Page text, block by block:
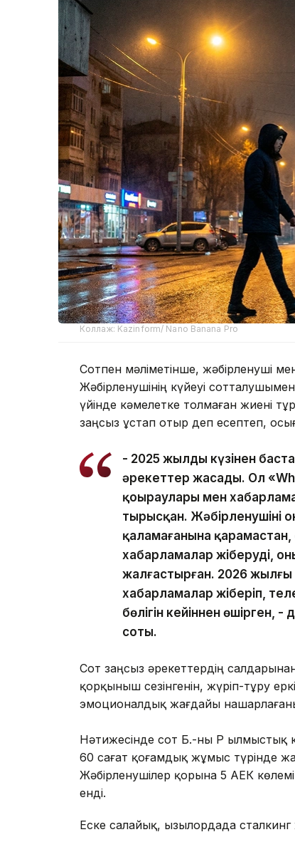
Коллаж: Kazinform/ Nano Banana Pro
Сотпен мәліметінше, жәбірленуші
Жәбірленушінің күйеуі
үйінде кәмелетке толмаған жиені
заңсыз ұстап отыр деп есептеп,
- 2025 жылдың күзінен
әрекеттер жасады. Ол
қоңыраулары мен
тырысқан.
қаламағанына
хабарламалар жіберуді,
жалғастырған. 2026 жылғы
хабарламалар жіберіп,
бөлігін кейіннен өшірген,
соты.
Сот заңсыз әрекеттердің салдарынан
қорқыныш сезінгенін, жүріп-тұру
эмоционалдық жағдайы
Нәтижесінде сот Б.-ны ҚР Қылмыстық
60 сағат қоғамдық жұмыс түрінде
Жәбірленушілер қорына 5 АЕК
енді.
Еске салайық, Қызылордада